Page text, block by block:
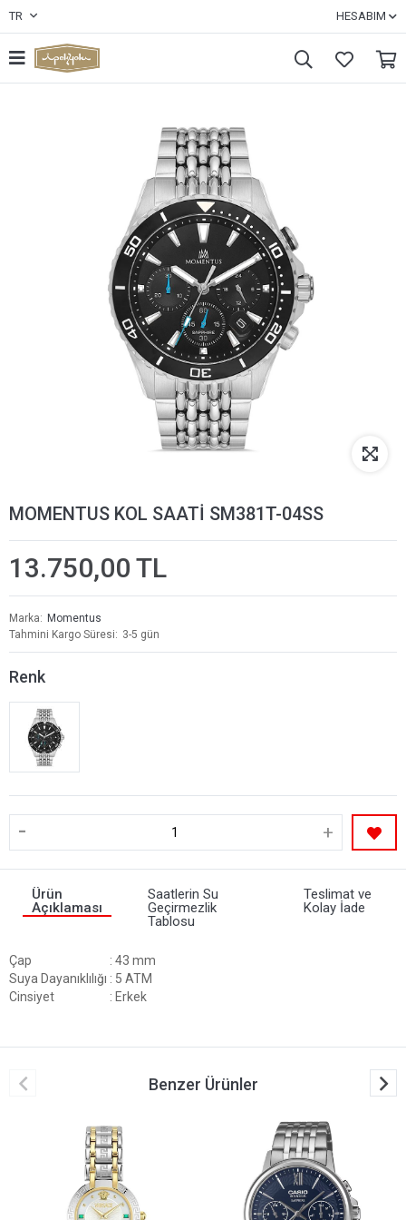
TR HESABIM
MOMENTUS KOL SAATİ SM381T-04SS
13.750,00 TL
Marka
Momentus
Tahmini Kargo Süresi
3-5 gün
Renk
- +
Ürün
Açıklaması
Saatlerin Su
Geçirmezlik
Tablosu
Teslimat ve
Kolay İade
Çap
: 43 mm
Suya Dayanıklılığı : 5 ATM
Cinsiyet
: Erkek
Benzer Ürünler